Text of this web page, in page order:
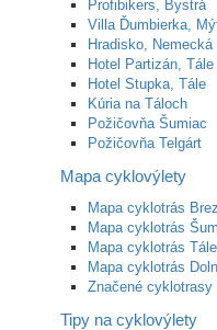
Profibikers, Bystrá
Villa Ďumbierka,
Hradisko, Nemecká
Hotel Partizán, Tále
Hotel Stupka, Tále
Kúria na Táloch
Požičovňa Šumiac
Požičovňa Telgárt
Mapa cyklovýlety
Mapa cyklotrás
Mapa cyklotrás
Mapa cyklotrás Tále
Mapa cyklotrás
Značené cyklotrasy
Tipy na cyklovýlety